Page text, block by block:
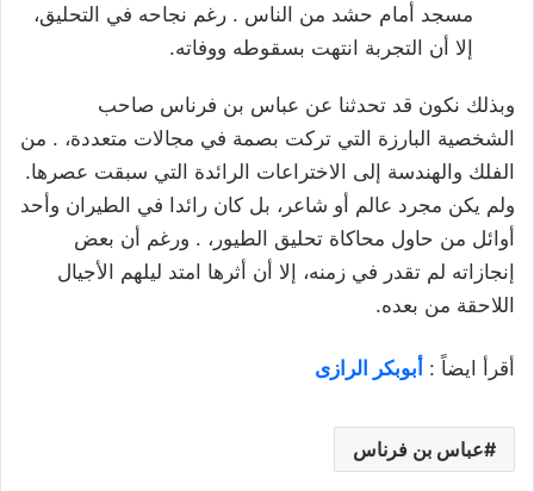
مسجد أمام حشد من الناس . رغم نجاحه في التحليق،
إلا أن التجربة انتهت بسقوطه ووفاته.
وبذلك نكون قد تحدثنا عن عباس بن فرناس صاحب
الشخصية البارزة التي تركت بصمة في مجالات متعددة، . من
الفلك والهندسة إلى الاختراعات الرائدة التي سبقت عصرها.
ولم يكن مجرد عالم أو شاعر، بل كان رائدا في الطيران وأحد
أوائل من حاول محاكاة تحليق الطيور، . ورغم أن بعض
إنجازاته لم تقدر في زمنه، إلا أن أثرها امتد ليلهم الأجيال
اللاحقة من بعده.
أقرأ ايضاً : أبوبكر الرازى
عباس بن فرناس